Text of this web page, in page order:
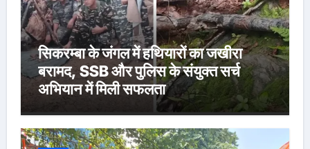
सिकरम्बा के जंगल में हथियारों का जखीरा
बरामद, SSB और पुलिस के संयुक्त सर्च
अभियान में मिली सफलता